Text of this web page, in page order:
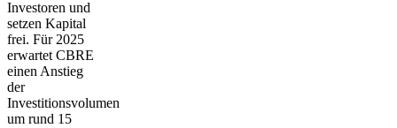
Investoren und
setzen Kapital
frei. Für 2025
erwartet CBRE
einen Anstieg
der
Investitionsvolumen
um rund 15